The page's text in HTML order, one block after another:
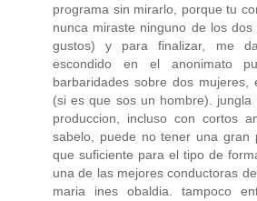
programa sin mirarlo, porque tu
nunca miraste ninguno de los
gustos) y para finalizar, me
escondido en el anonimato
barbaridades sobre dos
(si es que sos un hombre). jungla
produccion, incluso con cortos
sabelo, puede no tener una gran
que suficiente para el tipo de
una de las mejores conductoras
maria ines obaldia. tampoco